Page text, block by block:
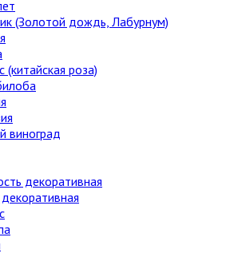
(Золотой дождь, Лабурнум)
(китайская роза)
виноград
декоративная